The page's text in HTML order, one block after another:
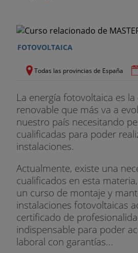
FOTOVOLTAICA
Todas las provincias de España
La energía fotovoltaica es la
renovable que más va a
nuestro país necesitando
cualificadas para poder
instalaciones.
Actualmente, existe una
cualificados en esta
un curso de montaje y
instalaciones fotovoltaicas
certificado de
indispensable para poder
laboral con garantías...